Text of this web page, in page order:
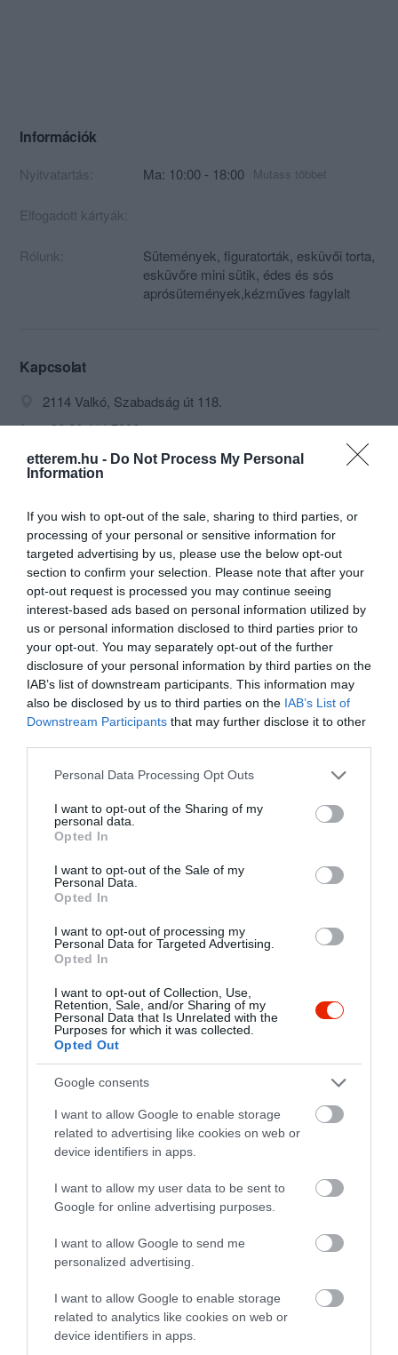
etterem.hu - Do Not Process My Personal
Information
If you wish to opt-out of the sale, sharing to third parties, or
processing of your personal or sensitive information for
targeted advertising by us, please use the below opt-out
section to confirm your selection. Please note that after your
opt-out request is processed you may continue seeing
interest-based ads based on personal information utilized by
us or personal information disclosed to third parties prior to
your opt-out. You may separately opt-out of the further
disclosure of your personal information by third parties on the
IAB’s list of downstream participants. This information may
also be disclosed by us to third parties on the IAB’s List of
Downstream Participants that may further disclose it to other
Please note that this website/app uses one or more Google
not limited to your visit or usage behaviour. You may click to
grant or deny consent to Google and its third-party tags to
use your data for below specified purposes in below Google
consent section.
Personal Data Processing Opt Outs
I want to opt-out of the Sharing of my
personal data.
Opted In
I want to opt-out of the Sale of my
Personal Data.
Opted In
I want to opt-out of processing my
Personal Data for Targeted Advertising.
Opted In
I want to opt-out of Collection, Use,
Retention, Sale, and/or Sharing of my
Personal Data that Is Unrelated with the
Purposes for which it was collected.
Opted Out
Google consents
I want to allow Google to enable storage
related to advertising like cookies on web or
device identifiers in apps.
I want to allow my user data to be sent to
Google for online advertising purposes.
I want to allow Google to send me
personalized advertising.
I want to allow Google to enable storage
related to analytics like cookies on web or
device identifiers in apps.
Információk
Nyitvatartás: Ma: 10:00 - 18:00 Mutass többet
Elfogadott kártyák:
Rólunk:
Sütemények, figuratorták, esküvői torta,
esküvőre mini sütik, édes és sós
aprósütemények,kézműves fagylalt
Kapcsolat
2114 Valkó, Szabadság út 118.
+36 20 414 7396
https://www.facebook.com/juliacukraszda
Probléma jelentése Te vagy a tulajdonos?
Értékelések
5.0 4 0
1 0
nagyon jo a cukrázda jok sütik
finomak meg a fagyik